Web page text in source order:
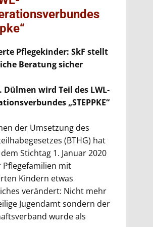
Pflegekinder: SkF stellt
Beratung sicher
Dülmen wird Teil des LWL-
„STEPPKE“
der Umsetzung des
(BTHG) hat
Stichtag 1. Januar 2020
Pflegefamilien mit
Kindern etwas
verändert: Nicht mehr
Jugendamt sondern der
wurde als